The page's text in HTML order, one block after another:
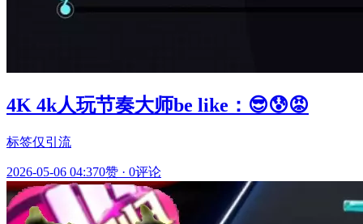
4K 4k人玩节奏大师be like：😎😰😡
标签仅引流
2026-05-06 04:370赞 · 0评论